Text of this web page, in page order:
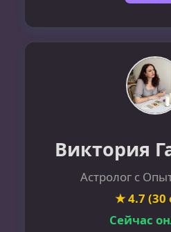
Виктория
Астролог с
★ 4.7 (30
Сейчас